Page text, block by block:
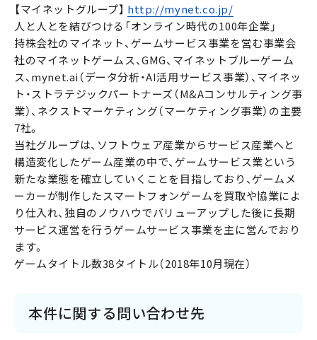
【マイネットグループ】 http://mynet.co.jp/
人と人とを結びつける「オンライン時代の100年企業」
持株会社のマイネット、ゲームサービス事業を営む事業会
社のマイネットゲームス、GMG、マイネットブルーゲーム
ス、mynet.ai（データ分析・AI活用サービス事業）、マイネッ
ト・ストラテジックパートナーズ（M&Aコンサルティング事
業）、ネクストマーケティング（マーケティング事業）の主要
7社。
当社グループは、ソフトウェア産業からサービス産業へと
構造変化したゲーム産業の中で、ゲームサービス業という
新たな業態を確立していくことを目指しており、ゲームメ
ーカーが制作したスマートフォンゲームを買取や協業によ
り仕入れ、独自のノウハウでバリューアップした後に長期
サービス運営を行うゲームサービス事業を主に営んでおり
ます。
ゲームタイトル数38タイトル（2018年10月現在）
本件に関する問い合わせ先